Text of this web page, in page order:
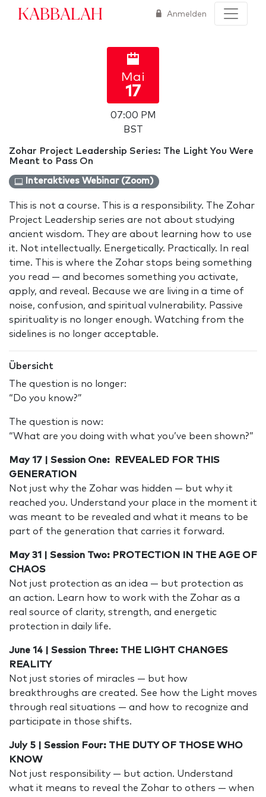
Kabbalah Anmelden
Mai
17
07:00 PM
BST
Zohar Project Leadership Series: The Light You Were
Meant to Pass On
Interaktives Webinar (Zoom)
This is not a course. This is a responsibility. The Zohar
Project Leadership series are not about studying
ancient wisdom. They are about learning how to use
it. Not intellectually. Energetically. Practically. In real
time. This is where the Zohar stops being something
you read — and becomes something you activate,
apply, and reveal. Because we are living in a time of
noise, confusion, and spiritual vulnerability. Passive
spirituality is no longer enough. Watching from the
sidelines is no longer acceptable.
Übersicht
The question is no longer:
“Do you know?”
The question is now:
“What are you doing with what you’ve been shown?”
May 17 | Session One: REVEALED FOR THIS
GENERATION
Not just why the Zohar was hidden — but why it
reached you. Understand your place in the moment it
was meant to be revealed and what it means to be
part of the generation that carries it forward.
May 31 | Session Two: PROTECTION IN THE AGE OF
CHAOS
Not just protection as an idea — but protection as
an action. Learn how to work with the Zohar as a
real source of clarity, strength, and energetic
protection in daily life.
June 14 | Session Three: THE LIGHT CHANGES
REALITY
Not just stories of miracles — but how
breakthroughs are created. See how the Light moves
through real situations — and how to recognize and
participate in those shifts.
July 5 | Session Four: THE DUTY OF THOSE WHO
KNOW
Not just responsibility — but action. Understand
what it means to reveal the Zohar to others — when